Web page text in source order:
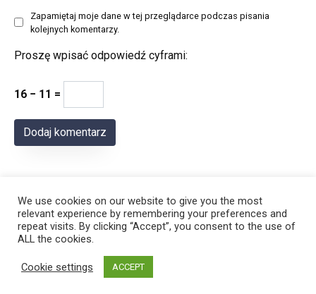
Zapamiętaj moje dane w tej przeglądarce podczas pisania
kolejnych komentarzy.
Proszę wpisać odpowiedź cyframi:
16 − 11 =
We use cookies on our website to give you the most
relevant experience by remembering your preferences and
repeat visits. By clicking “Accept”, you consent to the use of
ALL the cookies.
Cookie settings ACCEPT